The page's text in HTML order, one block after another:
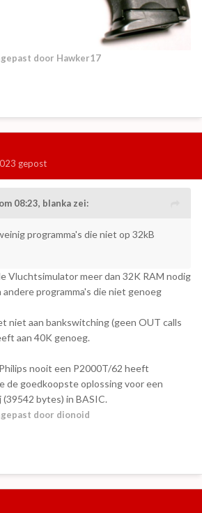
door Hawker17
gepost
08:23, blanka zei:
programma's die niet op 32kB
Vluchtsimulator meer dan 32K RAM nodig
programma's die niet genoeg
niet aan bankswitching (geen OUT calls
aan 40K genoeg.
nooit een P2000T/62 heeft
de goedkoopste oplossing voor een
(39542 bytes) in BASIC.
door dionoid